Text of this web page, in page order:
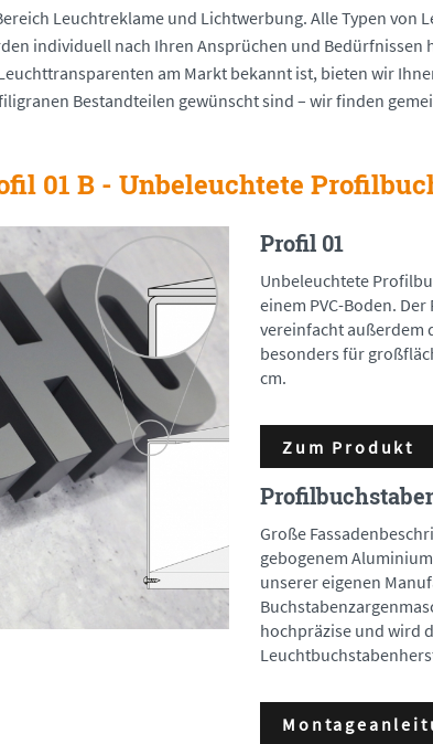
Leuchtreklame und Lichtwerbung. Alle Typen
individuell nach Ihren Ansprüchen und
am Markt bekannt ist, bieten wir
Bestandteilen gewünscht sind – wir finden
01 B - Unbeleuchtete
Profil 01
Unbeleuchtete
einem PVC-Boden.
vereinfacht außerdem
besonders für
cm.
Zum Produkt
Große
gebogenem
unserer eigenen
hochpräzise und wird